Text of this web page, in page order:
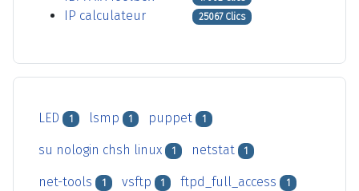
IP calculateur 25067 Clics
LED 1 lsmp 1 puppet 1
su nologin chsh linux 1 netstat 1
net-tools 1 vsftp 1 ftpd_full_access 1